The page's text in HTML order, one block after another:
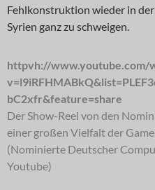
Fehlkonstruktion wieder in
Syrien ganz zu schweigen.
httpvh://www.youtube.com/
bC2xfr&feature=share
Der Show-Reel von den
einer großen Vielfalt der
(Nominierte Deutscher
Youtube)